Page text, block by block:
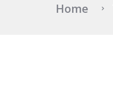
Home